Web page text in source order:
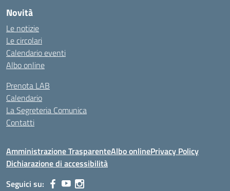
Novità
Le notizie
Le circolari
Calendario eventi
Albo online
Prenota LAB
Calendario
La Segreteria Comunica
Contatti
Amministrazione TrasparenteAlbo onlinePrivacy Policy
Dichiarazione di accessibilità
Seguici su: